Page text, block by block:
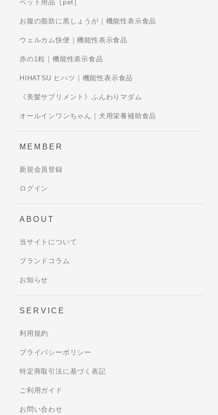
ペット用品［pet］
お腹の脂肪に黒しょうが｜機能性表示食品
ウェルカム快便｜機能性表示食品
赤の1粒｜機能性表示食品
HIHATSU ヒハツ｜機能性表示食品
《美髪サプリメント》ふんわりマダム
オールインワンちゃん｜犬用栄養補助食品
MEMBER
新規会員登録
ログイン
ABOUT
当サイトについて
ブランドコラム
お知らせ
SERVICE
利用規約
プライバシーポリシー
特定商取引法に基づく表記
ご利用ガイド
お問い合わせ